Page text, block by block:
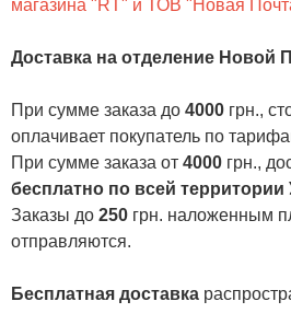
магазина "RT" и ТОВ "Новая
Доставка на отделение Новой
При сумме заказа до 4000 грн.,
оплачивает покупатель по
При сумме заказа от 4000 грн.,
бесплатно по всей
Заказы до 250 грн. наложенным
отправляются.
Бесплатная доставка